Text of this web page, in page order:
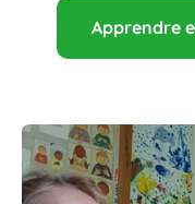
Apprendre